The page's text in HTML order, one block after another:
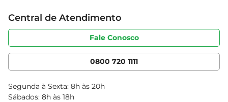
Sobre privacidade
Portal do fornecedor
Cencosud Media
Produtos Bretas
Código de ética
Serviços
Clube Bretas
Blog Bretas
Black Friday
Central de Atendimento
Fale Conosco
0800 720 1111
Segunda à Sexta: 8h às 20h
Sábados: 8h às 18h